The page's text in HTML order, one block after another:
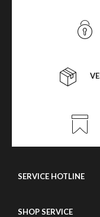
SERVICE HOTLINE
SHOP SERVICE